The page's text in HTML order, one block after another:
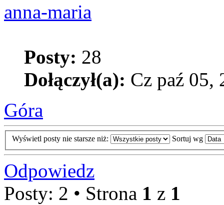
anna-maria
Posty: 28
Dołączył(a): Cz paź 05,
Góra
Wyświetl posty nie starsze niż: Sortuj wg
Odpowiedz
Posty: 2 • Strona 1 z 1